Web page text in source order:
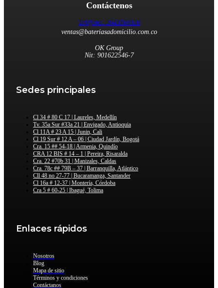
Contáctenos
Teléfono: 3043109330
ventas@bateriasadomicilio.com.co
OK Group
Nit: 901622546-7
Sedes principales
Cl 34 # 80 C 17 | Laureles, Medellín
Tv. 35a Sur #33a 21 | Envigado, Antioquia
Cl 11A # 23 A 15 | Junin, Cali
Cl 19 Sur # 12 A – 06 | Ciudad Jardín, Bogotá
Cra. 15 ## 54-18 | Armenia, Quindío
CRA 12 BIS # 14 – 1 | Pereira, Risaralda
Cra. 22 #70b 31 | Manizales, Caldas
Cra. 78c ## 79B – 37 | Barranquilla, Atlántico
Cll 48 no 27-77 | Bucaramanga, Santander
Cl 16a # 12-37 | Montería, Córdoba
Cra 5 # 60-25 | Ibagué, Tolima
Enlaces rápidos
Nosotros
Blog
Mapa de sitio
Términos y condiciones
Contáctanos